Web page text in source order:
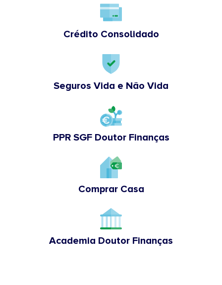
Crédito Consolidado
Seguros Vida e Não Vida
PPR SGF Doutor Finanças
Comprar Casa
Academia Doutor Finanças